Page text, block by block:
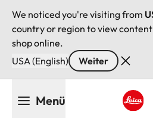
We noticed you're visiting from
country or region to view
shop online.
USA (English)
Weiter
Menü